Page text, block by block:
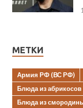
МЕТКИ
Армия РФ (ВС РФ)
Блюда из абрикосов
Блюда из